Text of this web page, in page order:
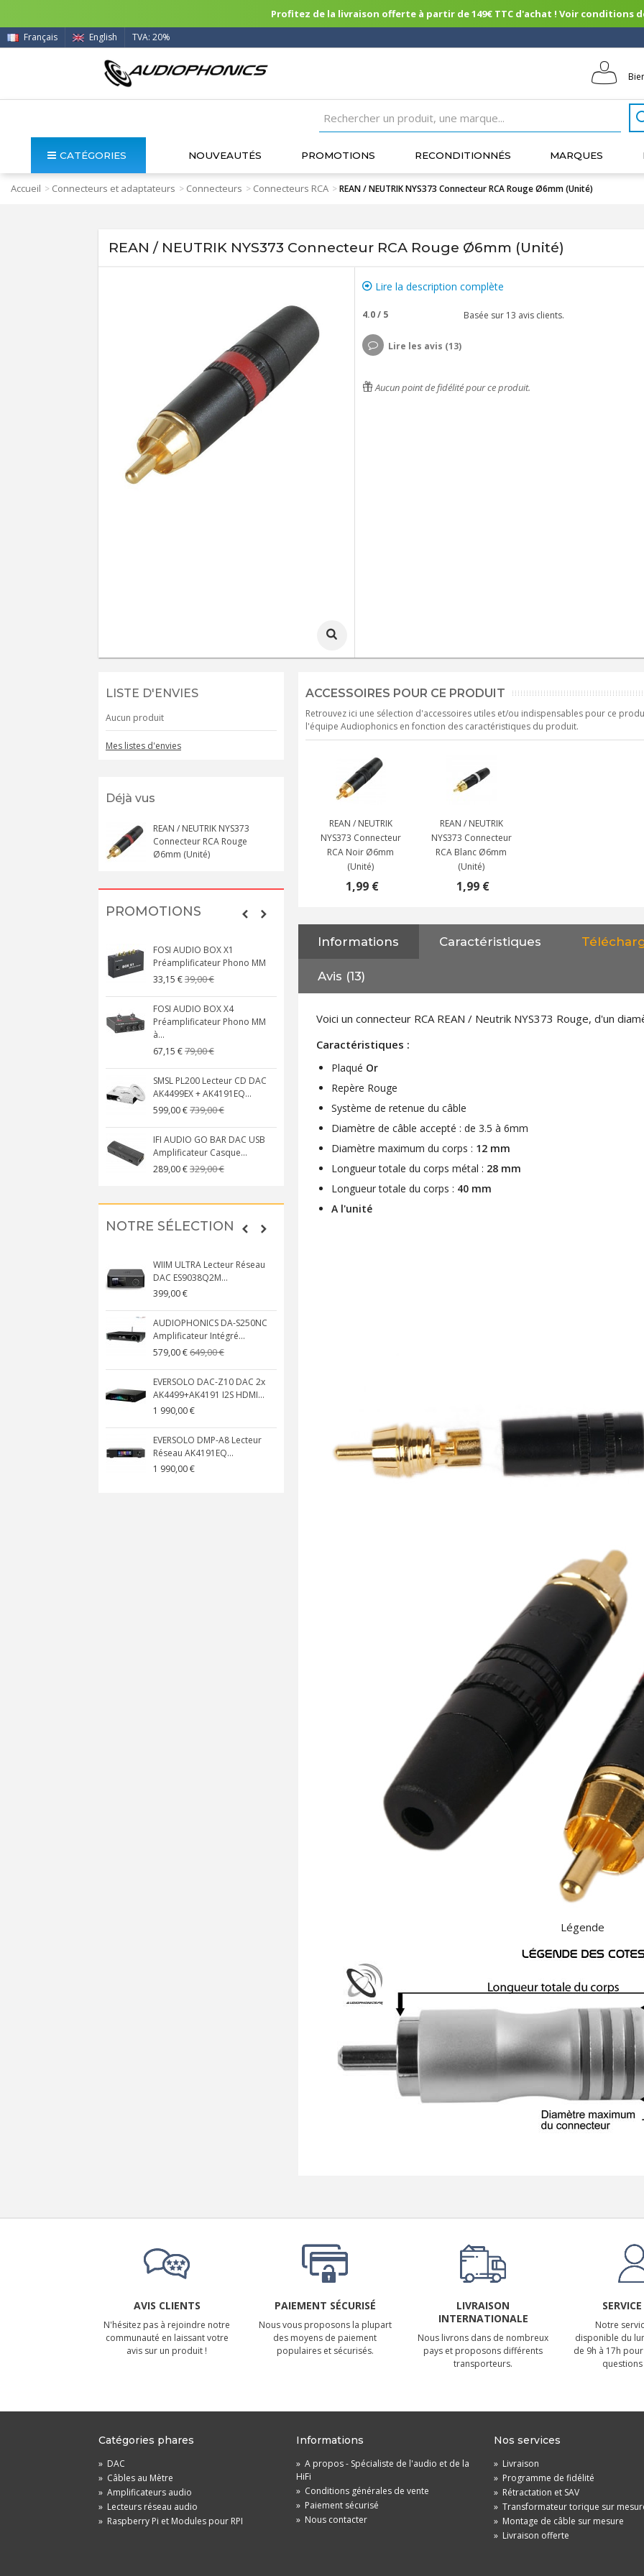
Profitez de la livraison offerte à partir de 149€ TTC d'achat ! Voir conditions
Français English TVA: 20%
CATÉGORIES NOUVEAUTÉS PROMOTIONS RECONDITIONNÉS MARQUES
Accueil > Connecteurs et adaptateurs > Connecteurs > Connecteurs RCA >REAN / NEUTRIK NYS373 Connecteur RCA Rouge Ø6mm (Unité)
REAN / NEUTRIK NYS373 Connecteur RCA Rouge Ø6mm (Unité)
Lire la description complète
4.0/ 5 Basée sur 13 avis clients.
Lire les avis (13)
Aucun point de fidélité pour ce produit.
LISTE D'ENVIES
Aucun produit
Mes listes d'envies
Déjà vus
REAN / NEUTRIK NYS373
Connecteur RCA Rouge
Ø6mm (Unité)
PROMOTIONS
FOSI AUDIO BOX X1
Préamplificateur Phono MM
33,15 €39,00 €
FOSI AUDIO BOX X4
Préamplificateur Phono MM
à...
67,15 €79,00 €
SMSL PL200 Lecteur CD DAC
AK4499EX + AK4191EQ...
599,00 €739,00 €
IFI AUDIO GO BAR DAC USB
Amplificateur Casque...
289,00 €329,00 €
NEUTRIK NC3FXX Connecteur
XLR Femelle 3 Pôles...
4,30 €4,95 €
MKSX4 Enceinte Subwoofer...
149,00 € 179,90 €
AUDIOPHONICS DA-S250NC
579,00 €
649,00 €
FOSI AUDIO CA30
135,99 €159,99 €
NOTRE SÉLECTION
WIIM ULTRA Lecteur Réseau
DAC ES9038Q2M...
399,00 €
AUDIOPHONICS DA-S250NC
Amplificateur Intégré...
579,00 €649,00 €
EVERSOLO DAC-Z10 DAC 2x
AK4499+AK4191 I2S HDMI...
1 990,00 €
EVERSOLO DMP-A8 Lecteur
Réseau AK4191EQ...
1 990,00 €
LUXSIN X9 DAC Amplificateur
Casque AK4191 +...
ACCESSOIRES POUR CE PRODUIT
Retrouvez ici une sélection d'accessoires utiles et/ou indispensables pour ce
l'équipe Audiophonics en fonction des caractéristiques du produit.
REAN / NEUTRIK
NYS373 Connecteur
RCA Noir Ø6mm
(Unité)
1,99 €
REAN / NEUTRIK
NYS373 Connecteur
RCA Blanc Ø6mm
(Unité)
1,99 €
Informations Caractéristiques
Avis (13)
Voici un connecteur RCA REAN / Neutrik NYS373 Rouge, d'un
Caractéristiques :
Plaqué Or
Repère Rouge
Système de retenue du câble
Diamètre de câble accepté : de 3.5 à 6mm
Diamètre maximum du corps : 12 mm
Longueur totale du corps métal : 28 mm
Longueur totale du corps : 40 mm
A l'unité
Légende
AVIS CLIENTS
N'hésitez pas à rejoindre notre
communauté en laissant votre
avis sur un produit !
PAIEMENT SÉCURISÉ
Nous vous proposons la plupart
des moyens de paiement
populaires et sécurisés.
LIVRAISON
INTERNATIONALE
Nous livrons dans de nombreux
pays et proposons différents
transporteurs.
Notre
disponible du
de 9h à 17h
Catégories phares
» DAC
» Câbles au Mètre
» Amplificateurs audio
» Lecteurs réseau audio
» Raspberry Pi et Modules pour RPI
Informations
» A propos - Spécialiste de l'audio et de la
HiFi
» Conditions générales de vente
» Paiement sécurisé
» Nous contacter
Nos services
» Livraison
» Programme de fidélité
» Rétractation et SAV
» Transformateur torique sur
» Montage de câble sur mesure
» Livraison offerte